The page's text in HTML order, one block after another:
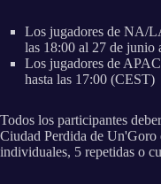
Los jugadores de NA/
las 18:00 al 27 de junio
Los jugadores de
hasta las 17:00 (CEST)
Todos los participantes
Ciudad Perdida de Un'Goro
individuales, 5 repetidas o